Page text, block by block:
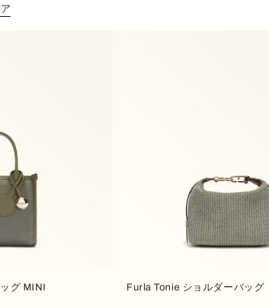
グ MINI Furla Tonie ショルダーバッグ